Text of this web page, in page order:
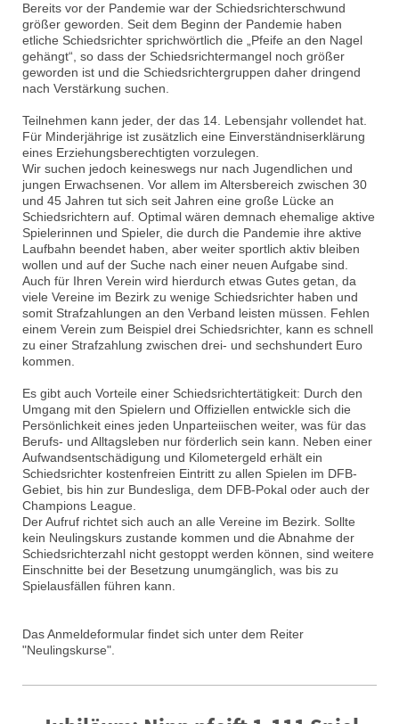
Bereits vor der Pandemie war der Schiedsrichterschwund
größer geworden. Seit dem Beginn der Pandemie haben
etliche Schiedsrichter sprichwörtlich die „Pfeife an den Nagel
gehängt“, so dass der Schiedsrichtermangel noch größer
geworden ist und die Schiedsrichtergruppen daher dringend
nach Verstärkung suchen.
Teilnehmen kann jeder, der das 14. Lebensjahr vollendet hat.
Für Minderjährige ist zusätzlich eine Einverständniserklärung
eines Erziehungsberechtigten vorzulegen.
Wir suchen jedoch keineswegs nur nach Jugendlichen und
jungen Erwachsenen. Vor allem im Altersbereich zwischen 30
und 45 Jahren tut sich seit Jahren eine große Lücke an
Schiedsrichtern auf. Optimal wären demnach ehemalige aktive
Spielerinnen und Spieler, die durch die Pandemie ihre aktive
Laufbahn beendet haben, aber weiter sportlich aktiv bleiben
wollen und auf der Suche nach einer neuen Aufgabe sind.
Auch für Ihren Verein wird hierdurch etwas Gutes getan, da
viele Vereine im Bezirk zu wenige Schiedsrichter haben und
somit Strafzahlungen an den Verband leisten müssen. Fehlen
einem Verein zum Beispiel drei Schiedsrichter, kann es schnell
zu einer Strafzahlung zwischen drei- und sechshundert Euro
kommen.
Es gibt auch Vorteile einer Schiedsrichtertätigkeit: Durch den
Umgang mit den Spielern und Offiziellen entwickle sich die
Persönlichkeit eines jeden Unparteiischen weiter, was für das
Berufs- und Alltagsleben nur förderlich sein kann. Neben einer
Aufwandsentschädigung und Kilometergeld erhält ein
Schiedsrichter kostenfreien Eintritt zu allen Spielen im DFB-
Gebiet, bis hin zur Bundesliga, dem DFB-Pokal oder auch der
Champions League.
Der Aufruf richtet sich auch an alle Vereine im Bezirk. Sollte
kein Neulingskurs zustande kommen und die Abnahme der
Schiedsrichterzahl nicht gestoppt werden können, sind weitere
Einschnitte bei der Besetzung unumgänglich, was bis zu
Spielausfällen führen kann.
Das Anmeldeformular findet sich unter dem Reiter
"Neulingskurse".